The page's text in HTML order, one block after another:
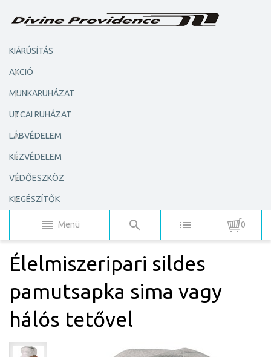
KIÁRÚSÍTÁS
AKCIÓ
MUNKARUHÁZAT
UTCAI RUHÁZAT
LÁBVÉDELEM
KÉZVÉDELEM
VÉDŐESZKÖZ
KIEGÉSZÍTŐK
Menü 0
Élelmiszeripari sildes
pamutsapka sima vagy
hálós tetővel